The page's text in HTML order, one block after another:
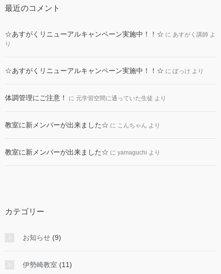
最近のコメント
☆あすがくリニューアルキャンペーン実施中！！☆ に あすがく講師 よ
り
☆あすがくリニューアルキャンペーン実施中！！☆ に ぽっけ より
体調管理にご注意！ に 元学習空間に通っていた生徒 より
教室に新メンバーが出来ました☆ に こんちゃん より
教室に新メンバーが出来ました☆ に yamaguchi より
カテゴリー
お知らせ (9)
伊勢崎教室 (11)